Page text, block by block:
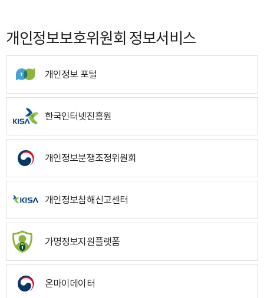
개인정보보호위원회 정보서비스
개인정보 포털
한국인터넷진흥원
개인정보분쟁조정위원회
개인정보침해신고센터
가명정보지원플랫폼
온마이데이터